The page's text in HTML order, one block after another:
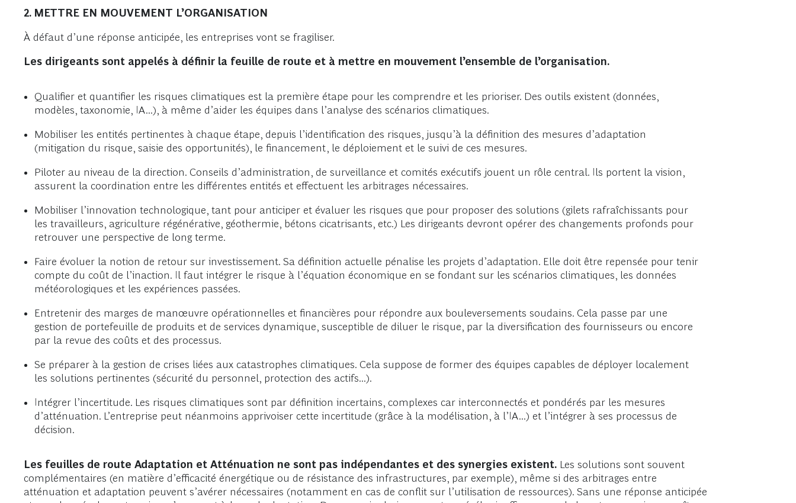
2. METTRE EN MOUVEMENT L’ORGANISATION
À défaut d’une réponse anticipée, les entreprises vont se fragiliser.
Les dirigeants sont appelés à définir la feuille de route et à mettre en mouvement l’ensemble de l’organisation.
Qualifier et quantifier les risques climatiques est la première étape pour les comprendre et les prioriser. Des outils existent (données,
modèles, taxonomie, IA...), à même d’aider les équipes dans l’analyse des scénarios climatiques.
Mobiliser les entités pertinentes à chaque étape, depuis l’identification des risques, jusqu’à la définition des mesures d’adaptation
(mitigation du risque, saisie des opportunités), le financement, le déploiement et le suivi de ces mesures.
Piloter au niveau de la direction. Conseils d’administration, de surveillance et comités exécutifs jouent un rôle central. Ils portent la vision,
assurent la coordination entre les différentes entités et effectuent les arbitrages nécessaires.
Mobiliser l’innovation technologique, tant pour anticiper et évaluer les risques que pour proposer des solutions (gilets rafraîchissants pour
les travailleurs, agriculture régénérative, géothermie, bétons cicatrisants, etc.) Les dirigeants devront opérer des changements profonds pour
retrouver une perspective de long terme.
Faire évoluer la notion de retour sur investissement. Sa définition actuelle pénalise les projets d’adaptation. Elle doit être repensée pour tenir
compte du coût de l’inaction. Il faut intégrer le risque à l’équation économique en se fondant sur les scénarios climatiques, les données
météorologiques et les expériences passées.
Entretenir des marges de manœuvre opérationnelles et financières pour répondre aux bouleversements soudains. Cela passe par une
gestion de portefeuille de produits et de services dynamique, susceptible de diluer le risque, par la diversification des fournisseurs ou encore
par la revue des coûts et des processus.
Se préparer à la gestion de crises liées aux catastrophes climatiques. Cela suppose de former des équipes capables de déployer localement
les solutions pertinentes (sécurité du personnel, protection des actifs...).
Intégrer l’incertitude. Les risques climatiques sont par définition incertains, complexes car interconnectés et pondérés par les mesures
d’atténuation. L’entreprise peut néanmoins apprivoiser cette incertitude (grâce à la modélisation, à l’IA...) et l’intégrer à ses processus de
décision.
Les feuilles de route Adaptation et Atténuation ne sont pas indépendantes et des synergies existent. Les solutions sont souvent
complémentaires (en matière d’efficacité énergétique ou de résistance des infrastructures, par exemple), même si des arbitrages entre
atténuation et adaptation peuvent s’avérer nécessaires (notamment en cas de conflit sur l’utilisation de ressources). Sans une réponse anticipée